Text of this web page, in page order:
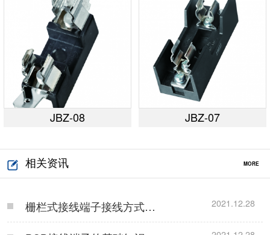
JBZ-08 JBZ-07
相关资讯 MORE
栅栏式接线端子接线方式… 2021.12.28